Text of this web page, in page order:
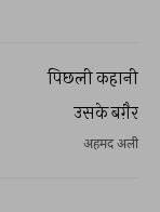
पिछली कहानी
उसके बग़ैर
अहमद अली